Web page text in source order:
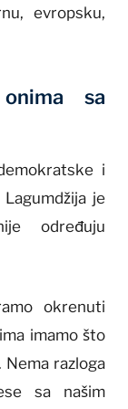
evropsku,
sa
i
je
određuju
okrenuti
imamo što
Nema razloga
sa našim